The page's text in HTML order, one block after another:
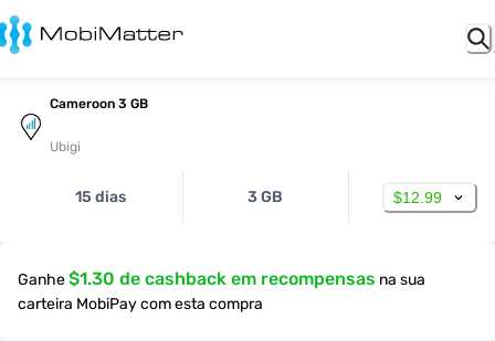
Cameroon 3 GB
Ubigi
15 dias 3 GB $12.99
Ganhe$1.30 de cashback em recompensas na sua
carteira MobiPay com esta compra